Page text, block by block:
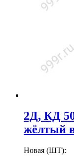
2Д, КД
жёлтый
Новая (ШТ):